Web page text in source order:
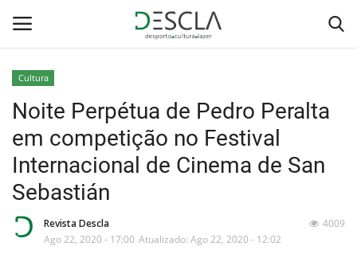
Home
...by Descla
Desporto
Cultura
Noite Perpétua de Pedro Peralta
em competição no Festival
Internacional de Cinema de San
Sebastián
Revista Descla
Ago 22, 2020 - 17:00 Atualizado: Ago 22, 2020 - 12:02
4009